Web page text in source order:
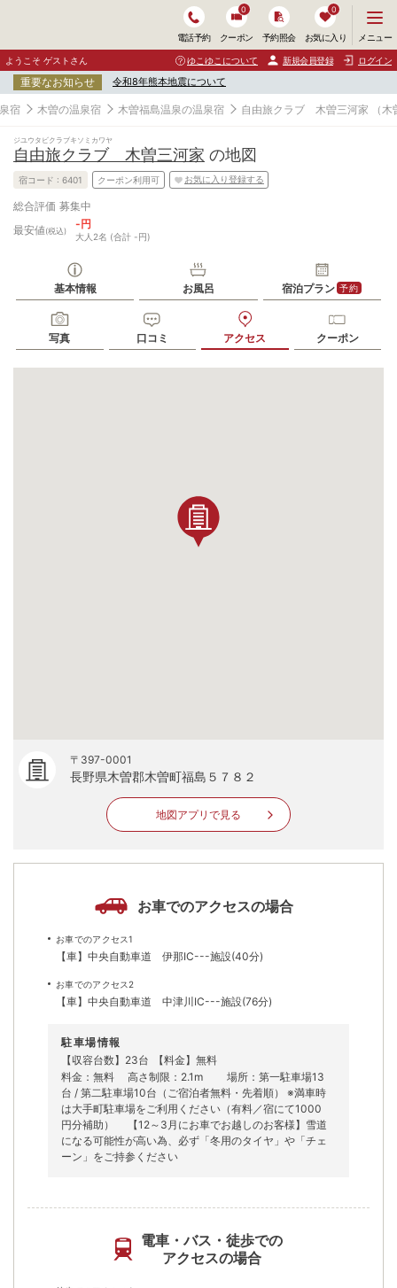
電話予約 クーポン
0
予約照会 お気に入り
0
ニ
ュ
ー
開
く
メニュー
ようこそ ゲストさん ゆこゆこについて 新規会員登録 ログイン
重要なお知らせ 令和8年熊本地震について
宿 木曽の温泉宿 木曽福島温泉の温泉宿 自由旅クラブ 木曽三河家 （
ジユウタビクラブキソミカワヤ
自由旅クラブ 木曽三河家 の地図
宿コード : 6401 クーポン利用可 お気に入り登録する
総合評価 募集中
最安値(税込)
-円
大人2名 (合計 -円)
基本情報 お風呂 宿泊プラン 予約
写真 口コミ アクセス クーポン
〒397-0001
長野県木曽郡木曽町福島５７８２
地図アプリで見る
お車でのアクセスの場合
お車でのアクセス1
【車】中央自動車道 伊那IC---施設(40分)
お車でのアクセス2
【車】中央自動車道 中津川IC---施設(76分)
駐車場情報
【収容台数】23台
【料金】無料
料金：無料 高さ制限：2.1m 場所：第一駐車場13
台 / 第二駐車場10台（ご宿泊者無料・先着順） ※満車時
は大手町駐車場をご利用ください（有料／宿にて1000
円分補助） 【12～3月にお車でお越しのお客様】雪道
になる可能性が高い為、必ず「冬用のタイヤ」や「チェ
ーン」をご持参ください
電車・バス・徒歩での
アクセスの場合